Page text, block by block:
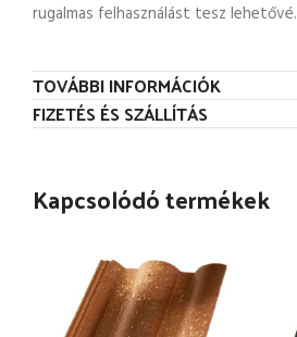
rugalmas felhasználást tesz lehetővé.
TOVÁBBI INFORMÁCIÓK
FIZETÉS ÉS SZÁLLÍTÁS
Kapcsolódó termékek